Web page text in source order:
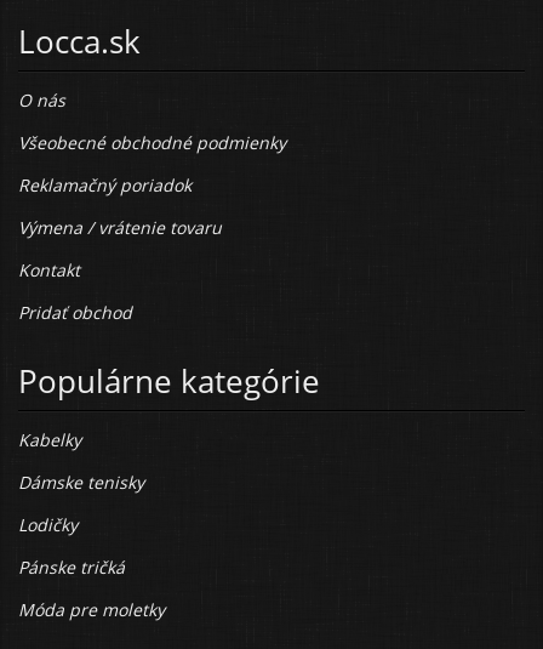
Locca.sk
O nás
Všeobecné obchodné podmienky
Reklamačný poriadok
Výmena / vrátenie tovaru
Kontakt
Pridať obchod
Populárne kategórie
Kabelky
Dámske tenisky
Lodičky
Pánske tričká
Móda pre moletky